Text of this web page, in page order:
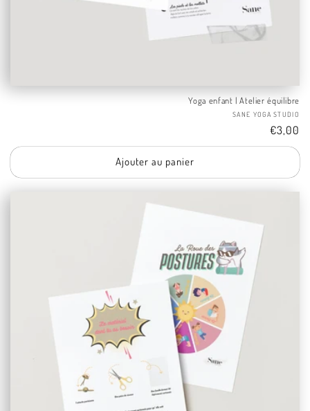
Yoga enfant | Atelier équilibre
SANE YOGA STUDIO
Tarif
€3,00
Ajouter au panier